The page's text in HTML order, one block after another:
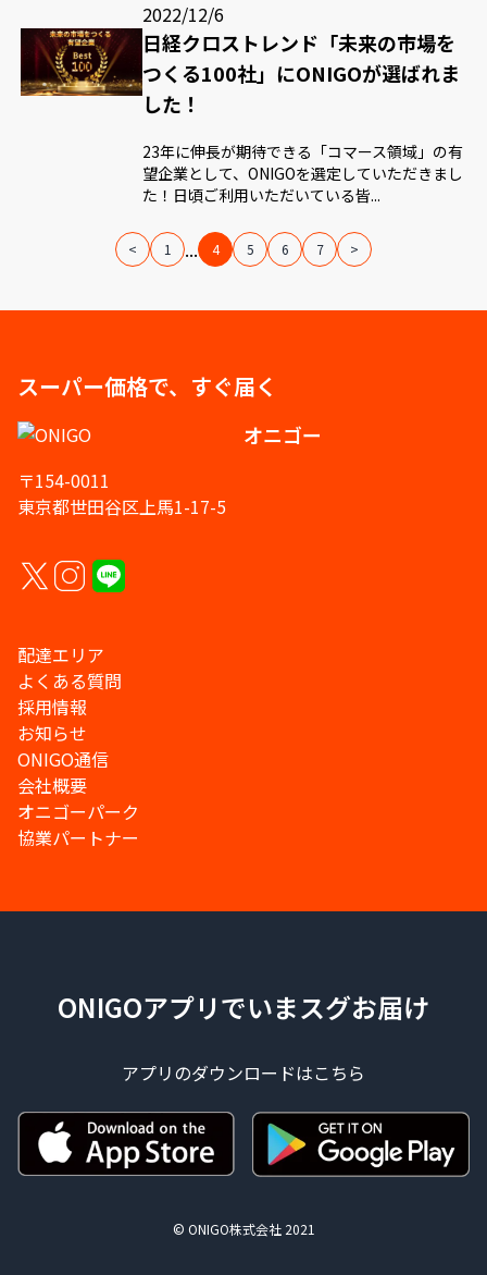
2022/12/6
日経クロストレンド「未来の市場を
つくる100社」にONIGOが選ばれま
した！
23年に伸長が期待できる「コマース領域」の有
望企業として、ONIGOを選定していただきまし
た！日頃ご利用いただいている皆...
< 1 ... 4 5 6 7 >
スーパー価格で、すぐ届く
オニゴー
〒154-0011
東京都世田谷区上馬1-17-5
配達エリア
よくある質問
採用情報
お知らせ
ONIGO通信
会社概要
オニゴーパーク
協業パートナー
ONIGOアプリでいまスグお届け
アプリのダウンロードはこちら
© ONIGO株式会社 2021